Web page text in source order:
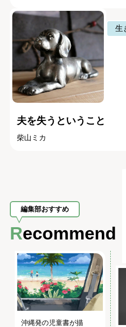
生
夫を失うということ
柴山ミカ
編集部おすすめ
Recommend
沖縄発の児童書が描